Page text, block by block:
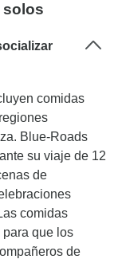
solos
comidas
Blue-Roads
su viaje de 12
de
comidas
que los
de